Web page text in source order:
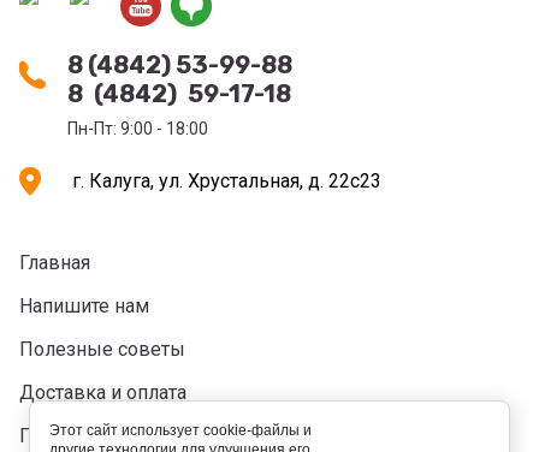
8 (4842) 53-99-88
8 (4842) 59-17-18
Пн-Пт: 9:00 - 18:00
г. Калуга, ул. Хрустальная, д. 22с23
Главная
Напишите нам
Полезные советы
Доставка и оплата
Политика конфидециальности
Этот сайт использует cookie-файлы и